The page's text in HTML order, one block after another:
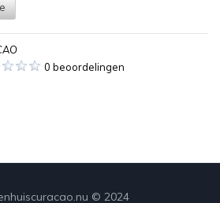
0 beoordelingen
© 2024